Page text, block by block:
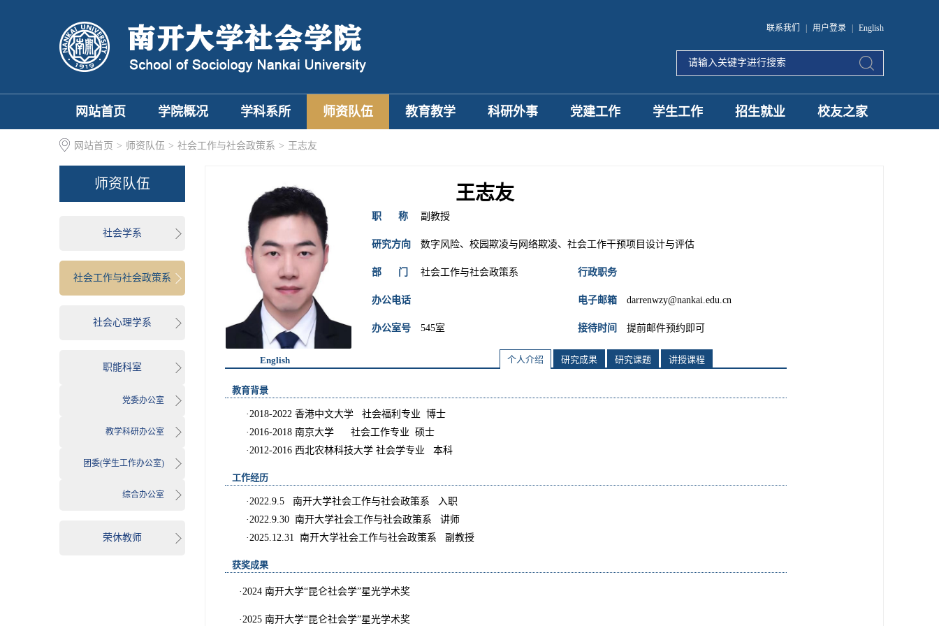
联系我们 用户登录 English
网站首页 学院概况 学科系所 师资队伍 教育教学 科研外事 党建工作 学生工作 招生就业 校友之家
网站首页 > 师资队伍 > 社会工作与社会政策系 > 王志友
师资队伍
社会学系
社会工作与社会政策系
社会心理学系
职能科室
党委办公室
教学科研办公室
团委(学生工作办公室)
综合办公室
荣休教师
王志友
职 称 副教授
研究方向 数字风险、校园欺凌与网络欺凌、社会工作干预项目设计与评估
部 门 社会工作与社会政策系 行政职务
办公电话 电子邮箱 darrenwzy@nankai.edu.cn
办公室号 545室 接待时间 提前邮件预约即可
English 个人介绍 研究成果 研究课题 讲授课程
教育背景
·2018-2022 香港中文大学 社会福利专业 博士
·2016-2018 南京大学 社会工作专业 硕士
·2012-2016 西北农林科技大学 社会学专业 本科
工作经历
·2022.9.5 南开大学社会工作与社会政策系 入职
·2022.9.30 南开大学社会工作与社会政策系 讲师
·2025.12.31 南开大学社会工作与社会政策系 副教授
获奖成果
·2024 南开大学“昆仑社会学”星光学术奖
·2025 南开大学“昆仑社会学”星光学术奖